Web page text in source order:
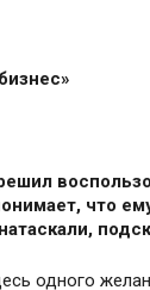
что
одного